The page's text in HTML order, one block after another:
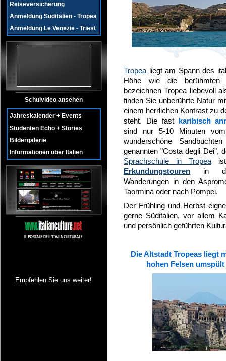
Tropea liegt am Spann des
Höhe wie die berühmten
bezeichnen Tropea liebevoll
finden Sie unberührte Natur
einem herrlichen Kontrast zu
steht. Die fast karibisch
sind nur 5-10 Minuten vom
wunderschöne
genannten "Costa degli Dei",
Sprachschule in Tropeaist
Erkundungstouren in den
Wanderungen in den
Taormina oder nach Pompei.
Der Frühling und Herbst
gerne Süditalien, vor allem
und persönlich geführten
Die Altstadt Tropeas liegt
hohen Felsen
Reiseversicherung
Anmeldung Süditalien - Tropea
Anmeldung Le Venezie - Triest
Schulvideo ansehen
Jahreskalender + Events
Studenten Echo + Stories
Bildergalerie
Informationen über Italien
Empfehlen Sie uns weiter!